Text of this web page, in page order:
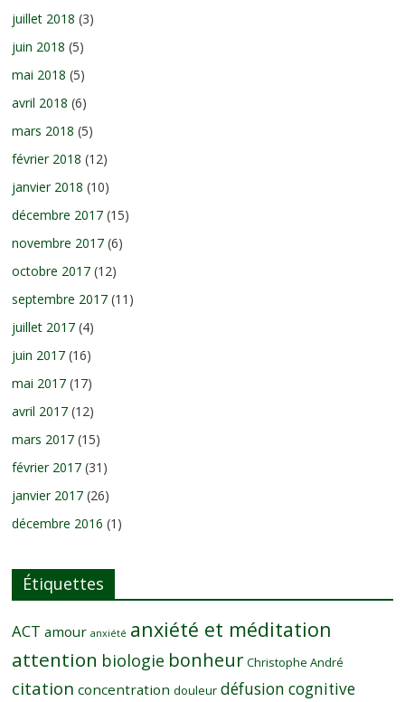
juillet 2018 (3)
juin 2018 (5)
mai 2018 (5)
avril 2018 (6)
mars 2018 (5)
février 2018 (12)
janvier 2018 (10)
décembre 2017 (15)
novembre 2017 (6)
octobre 2017 (12)
septembre 2017 (11)
juillet 2017 (4)
juin 2017 (16)
mai 2017 (17)
avril 2017 (12)
mars 2017 (15)
février 2017 (31)
janvier 2017 (26)
décembre 2016 (1)
Étiquettes
ACT amour anxiété anxiété et méditation
attention biologie bonheur Christophe André
citation concentration douleur défusion cognitive